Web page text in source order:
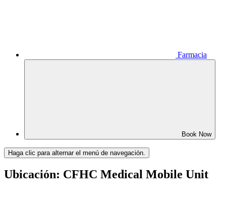
Farmacia
Book Now
Haga clic para alternar el menú de navegación.
Ubicación: CFHC Medical Mobile Unit